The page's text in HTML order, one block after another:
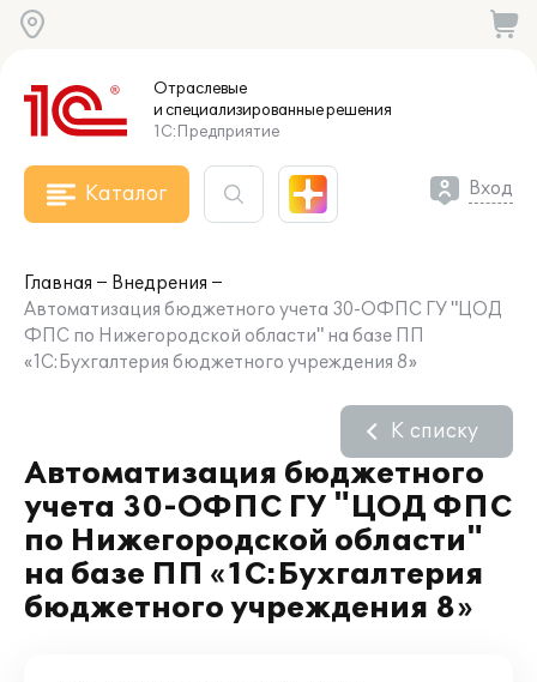
Отраслевые
и специализированныерешения
1С:Предприятие
Каталог Вход
Главная
Внедрения
Автоматизация бюджетного учета 30-ОФПС ГУ "ЦОД
ФПС по Нижегородской области" на базе ПП
«1С:Бухгалтерия бюджетного учреждения 8»
Автоматизация бюджетного
учета 30-ОФПС ГУ "ЦОД ФПС
по Нижегородской области"
на базе ПП «1С:Бухгалтерия
бюджетного учреждения 8»
К списку